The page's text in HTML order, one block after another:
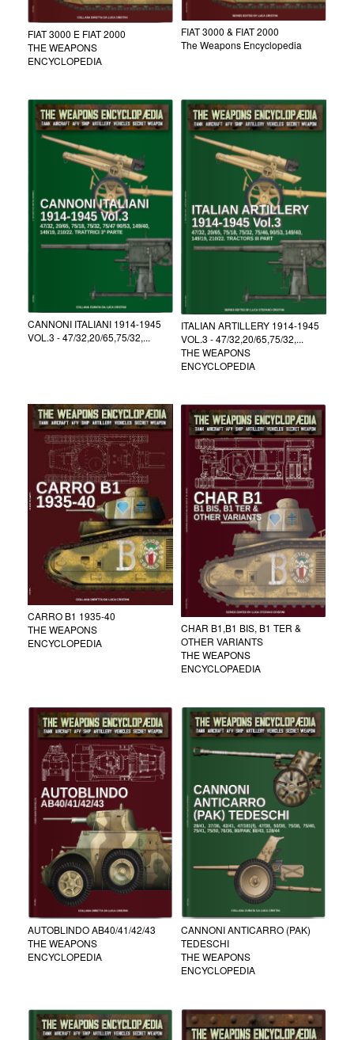
FIAT 3000 E FIAT 2000
THE WEAPONS
ENCYCLOPEDIA
FIAT 3000 & FIAT 2000
The Weapons Encyclopedia
CANNONI ITALIANI 1914-1945
VOL.3 - 47/32,20/65,75/32,...
ITALIAN ARTILLERY 1914-1945
VOL.3 - 47/32,20/65,75/32,...
THE WEAPONS
ENCYCLOPEDIA
CARRO B1 1935-40
THE WEAPONS
ENCYCLOPEDIA
CHAR B1,B1 BIS, B1 TER &
OTHER VARIANTS
THE WEAPONS
ENCYCLOPAEDIA
AUTOBLINDO AB40/41/42/43
THE WEAPONS
ENCYCLOPEDIA
CANNONI ANTICARRO (PAK)
TEDESCHI
THE WEAPONS
ENCYCLOPEDIA